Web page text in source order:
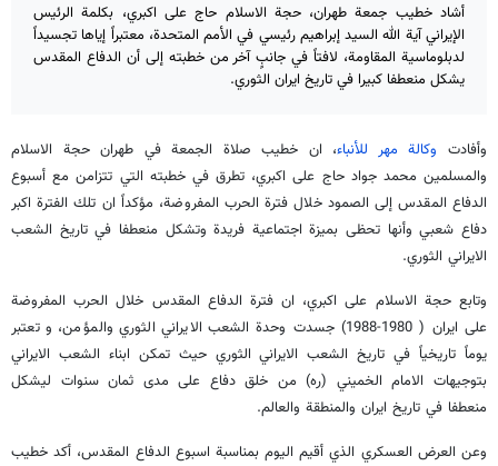
أشاد خطيب جمعة طهران، حجة الاسلام حاج على اكبري، بكلمة الرئيس
الإيراني آية الله السيد إبراهيم رئيسي في الأمم المتحدة، معتبراً إياها تجسيداً
لدبلوماسية المقاومة، لافتاً في جانبٍ آخر من خطبته إلى أن الدفاع المقدس
يشكل منعطفا كبيرا في تاريخ ايران الثوري.
وأفادت وكالة مهر للأنباء، ان خطيب صلاة الجمعة في طهران حجة الاسلام
والمسلمين محمد جواد حاج على اكبري، تطرق في خطبته التي تتزامن مع أسبوع
الدفاع المقدس إلى الصمود خلال فترة الحرب المفروضة، مؤكداً ان تلك الفترة اكبر
دفاع شعبي وأنها تحظى بميزة اجتماعية فريدة وتشكل منعطفا في تاريخ الشعب
الايراني الثوري.
وتابع حجة الاسلام على اكبري، ان فترة الدفاع المقدس خلال الحرب المفروضة
على ايران ( 1980-1988) جسدت وحدة الشعب الايراني الثوري والمؤمن، و تعتبر
يوماً تاريخياً في تاريخ الشعب الايراني الثوري حيث تمكن ابناء الشعب الايراني
بتوجيهات الامام الخميني (ره) من خلق دفاع على مدى ثمان سنوات ليشكل
منعطفا في تاريخ ايران والمنطقة والعالم.
وعن العرض العسكري الذي أقيم اليوم بمناسبة اسبوع الدفاع المقدس، أكد خطيب